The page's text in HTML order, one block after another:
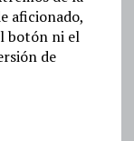
aficionado,
botón ni el
de